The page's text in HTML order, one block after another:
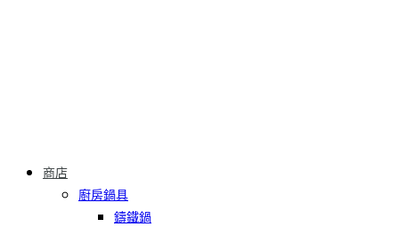
商店
廚房鍋具
鑄鐵鍋